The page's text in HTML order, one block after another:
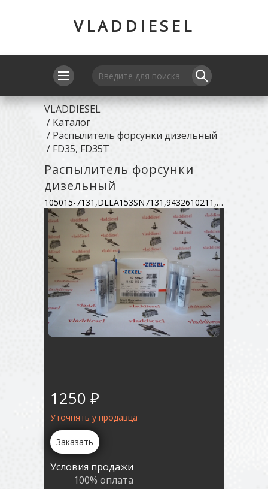
VLADDIESEL
VLADDIESEL
/ Каталог
/ Распылитель форсунки дизельный
/ FD35, FD35T
Распылитель форсунки
дизельный
105015-7131,DLLA153SN7131,9432610211,16620-01T61
1250 ₽
Уточнять у продавца
Заказать
Условия продажи
100% оплата